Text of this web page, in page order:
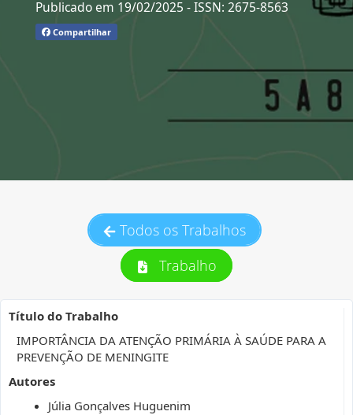
Publicado em 19/02/2025 - ISSN: 2675-8563
Compartilhar
Todos os Trabalhos
Trabalho
Título do Trabalho
IMPORTÂNCIA DA ATENÇÃO PRIMÁRIA À SAÚDE PARA A
PREVENÇÃO DE MENINGITE
Autores
Júlia Gonçalves Huguenim